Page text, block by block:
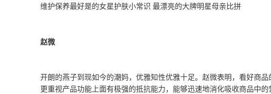
维护保养最好是的女星护肤小常识 最漂亮的大牌明星母亲比拼
赵微
开朗的燕子到现如今的潮妈，优雅知性优雅十足。赵微表明，看好商品
更重视产品功能上面有极强的抵抗能力，能够迅速地消化吸收商品中